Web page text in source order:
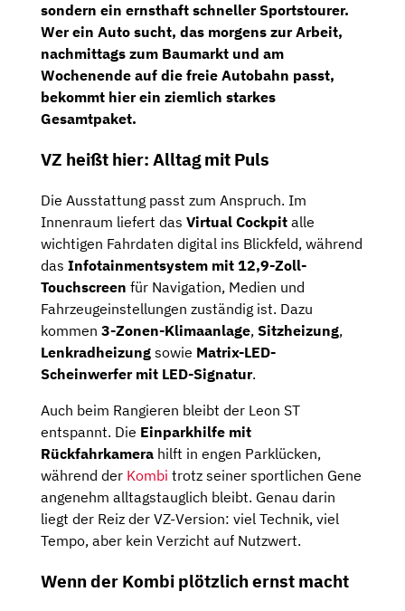
sondern ein ernsthaft schneller Sportstourer.
Wer ein Auto sucht, das morgens zur Arbeit,
nachmittags zum Baumarkt und am
Wochenende auf die freie Autobahn passt,
bekommt hier ein ziemlich starkes
Gesamtpaket.
VZ heißt hier: Alltag mit Puls
Die Ausstattung passt zum Anspruch. Im
Innenraum liefert das Virtual Cockpit alle
wichtigen Fahrdaten digital ins Blickfeld, während
das Infotainmentsystem mit 12,9-Zoll-
Touchscreen für Navigation, Medien und
Fahrzeugeinstellungen zuständig ist. Dazu
kommen 3-Zonen-Klimaanlage, Sitzheizung,
Lenkradheizung sowie Matrix-LED-
Scheinwerfer mit LED-Signatur.
Auch beim Rangieren bleibt der Leon ST
entspannt. Die Einparkhilfe mit
Rückfahrkamera hilft in engen Parklücken,
während der Kombi trotz seiner sportlichen Gene
angenehm alltagstauglich bleibt. Genau darin
liegt der Reiz der VZ-Version: viel Technik, viel
Tempo, aber kein Verzicht auf Nutzwert.
Wenn der Kombi plötzlich ernst macht